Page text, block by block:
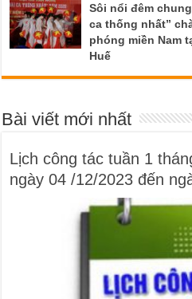
Sôi nổi đêm
ca thống nhất”
phóng miền Nam
Huế
Bài viết mới nhất
Lịch công tác tuần 1
ngày 04 /12/2023 đến